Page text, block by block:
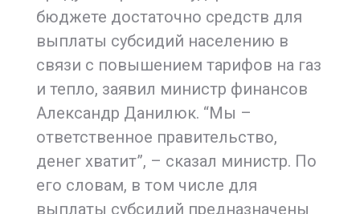
бюджете достаточно средств для
выплаты субсидий населению в
связи с повышением тарифов на газ
и тепло, заявил министр финансов
Александр Данилюк. “Мы –
ответственное правительство,
денег хватит”, – сказал министр. По
его словам, в том числе для
выплаты субсидий предназначены